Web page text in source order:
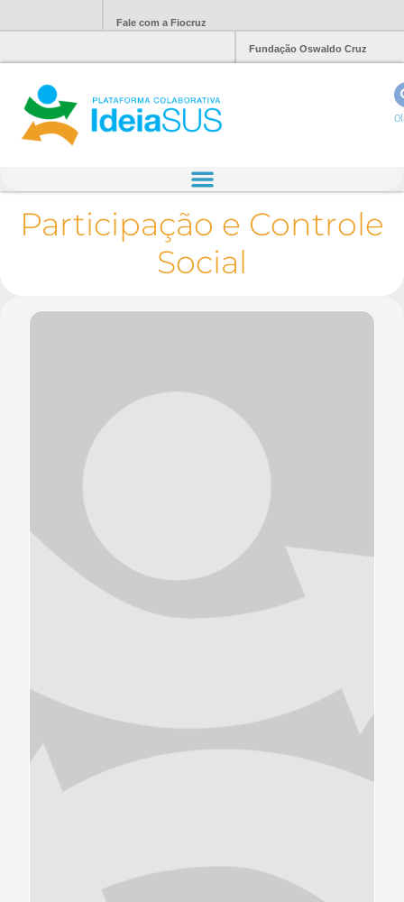
Fale com a Fiocruz
Fundação Oswaldo Cruz
Participação e Controle
Social